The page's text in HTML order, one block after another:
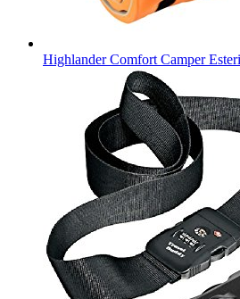
Highlander Comfort Camper